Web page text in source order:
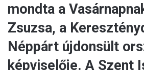
mondta a
Zsuzsa, a
Néppárt újdonsült
képviselője. A Szent